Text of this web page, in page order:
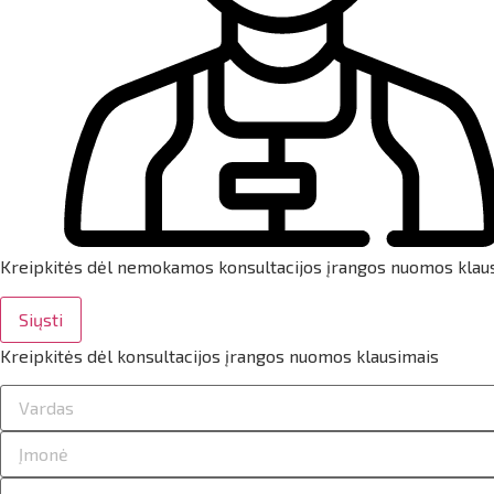
Kreipkitės dėl nemokamos konsultacijos įrangos nuomos
Siųsti
Kreipkitės dėl konsultacijos įrangos nuomos klausimais